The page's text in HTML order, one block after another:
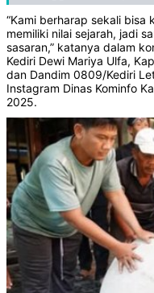
“Kami berharap sekali bisa
memiliki nilai sejarah, jadi
sasaran,” katanya dalam
Kediri Dewi Mariya Ulfa,
dan Dandim 0809/Kediri
Instagram Dinas Kominfo
2025.